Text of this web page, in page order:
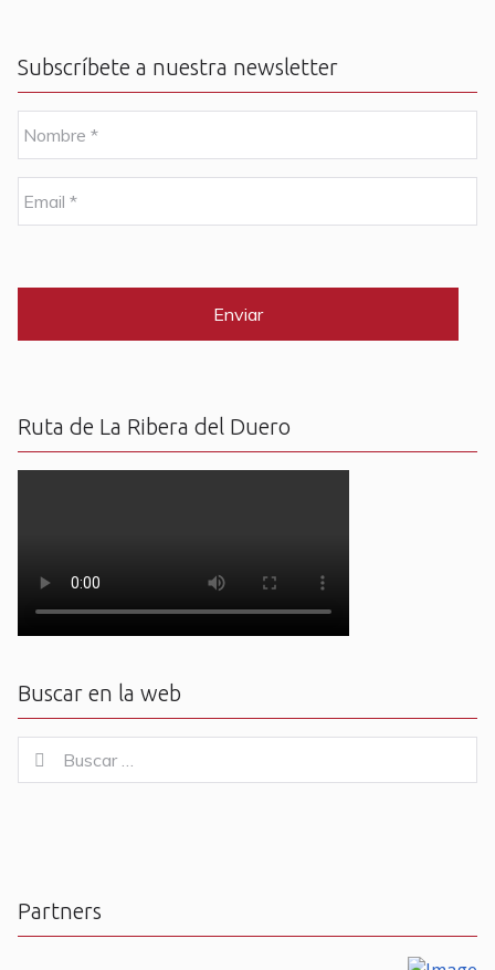
Subscríbete a nuestra newsletter
o
m
r
e
m
a
C
Ruta de La Ribera del Duero
Buscar en la web
for:
Buscar
Partners